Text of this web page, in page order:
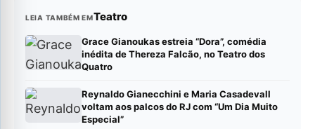
LEIA TAMBÉM EMTeatro
Grace Gianoukas estreia “Dora”, comédia
inédita de Thereza Falcão, no Teatro dos
Quatro
Reynaldo Gianecchini e Maria Casadevall
voltam aos palcos do RJ com “Um Dia Muito
Especial”